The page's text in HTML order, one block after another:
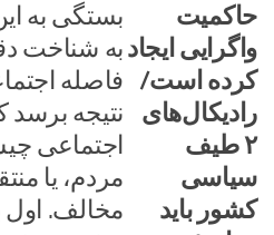
بستگی به
به شناخت
فاصله
نتیجه برسد
اجتماعی
مردم، یا
مخالف. اول